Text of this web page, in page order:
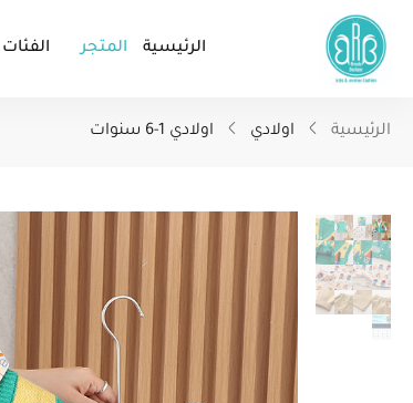
الرئيسية المتجر الفئات
الرئيسية اولادي اولادي 1-6 سنوات